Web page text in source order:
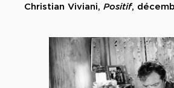
Christian Viviani, Positif,